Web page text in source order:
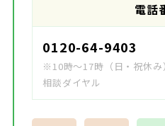
電話
0120-64-9403
※10時～17時（日・祝休
相談ダイヤル